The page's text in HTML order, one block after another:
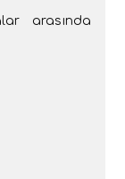
arasında